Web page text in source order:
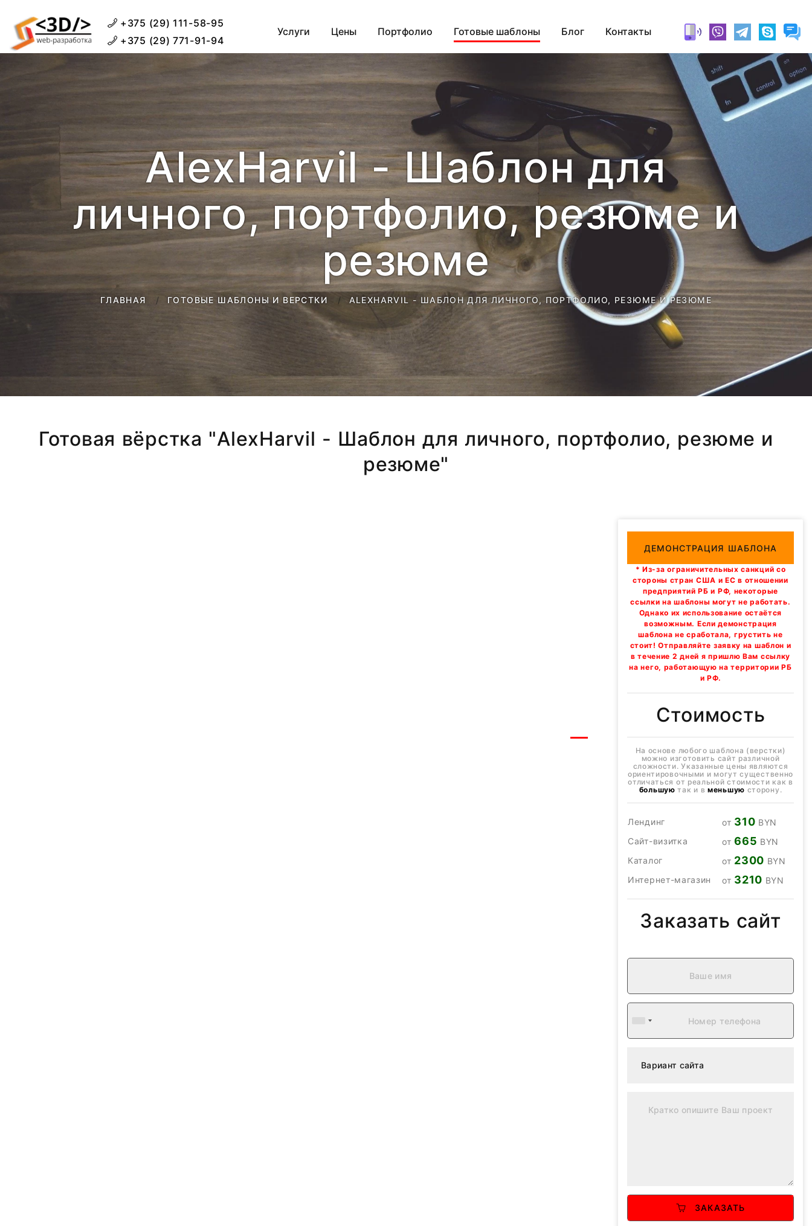
+375 (29) 111-58-95
+375 (29) 771-91-94
Услуги Цены Портфолио Готовые шаблоны Блог Контакты
AlexHarvil - Шаблон для
личного, портфолио, резюме и
резюме
ГЛАВНАЯ ГОТОВЫЕ ШАБЛОНЫ И ВЕРСТКИ ALEXHARVIL - ШАБЛОН ДЛЯ ЛИЧНОГО, ПОРТФОЛИО, РЕЗЮМЕ И РЕЗЮМЕ
Готовая вёрстка "AlexHarvil - Шаблон для личного, портфолио, резюме и
резюме"
ДЕМОНСТРАЦИЯ ШАБЛОНА
* Из-за ограничительных санкций со
стороны стран США и ЕС в отношении
предприятий РБ и РФ, некоторые
ссылки на шаблоны могут не работать.
Однако их использование остаётся
возможным. Если демонстрация
шаблона не сработала, грустить не
стоит! Отправляйте заявку на шаблон и
в течение 2 дней я пришлю Вам ссылку
на него, работающую на территории РБ
и РФ.
Стоимость
На основе любого шаблона (верстки)
можно изготовить сайт различной
сложности. Указанные цены являются
ориентировочными и могут существенно
отличаться от реальной стоимости как в
большую так и в меньшую сторону.
Лендинг от 310 BYN
Сайт-визитка
от665 BYN
Каталог
от 2300 BYN
Интернет-магазин
от 3210 BYN
Заказать сайт
ЗАКАЗАТЬ